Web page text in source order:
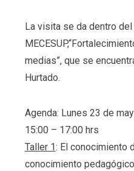
La visita se da dentro
medias”, que se
Hurtado.
Agenda: Lunes 23 de
15:00 – 17:00 hrs
Taller 1: El conocimiento
conocimiento